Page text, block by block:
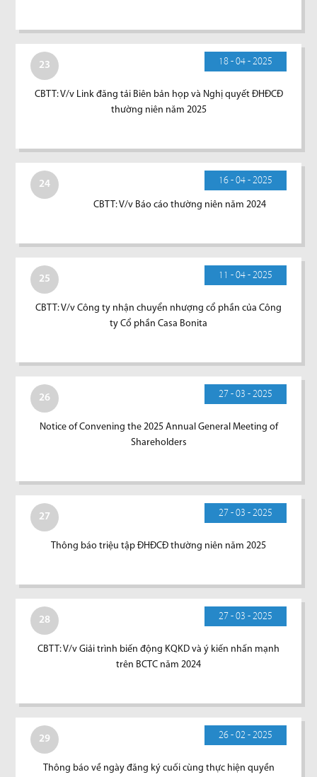
23 18 - 04 - 2025
CBTT: V/v Link đăng tải Biên bản họp và Nghị quyết ĐHĐCĐ
thường niên năm 2025
24 16 - 04 - 2025
CBTT: V/v Báo cáo thường niên năm 2024
25 11 - 04 - 2025
CBTT: V/v Công ty nhận chuyển nhượng cổ phần của Công
ty Cổ phần Casa Bonita
26 27 - 03 - 2025
Notice of Convening the 2025 Annual General Meeting of
Shareholders
27 27 - 03 - 2025
Thông báo triệu tập ĐHĐCĐ thường niên năm 2025
28 27 - 03 - 2025
CBTT: V/v Giải trình biến động KQKD và ý kiến nhấn mạnh
trên BCTC năm 2024
29 26 - 02 - 2025
Thông báo về ngày đăng ký cuối cùng thực hiện quyền